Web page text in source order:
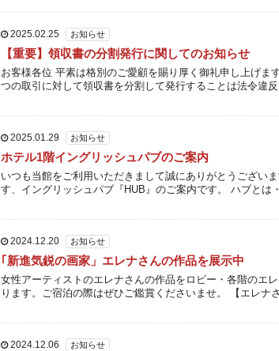
2025.02.25 お知らせ
【重要】領収書の分割発行に関してのお知らせ
お客様各位 平素は格別のご愛顧を賜り厚く御礼申し上げま
つの取引に対して領収書を分割して発行することは法令違
2025.01.29 お知らせ
ホテル1階イングリッシュパブのご案内
いつも当館をご利用いただきまして誠にありがとうござい
す、イングリッシュパブ『HUB』のご案内です。 ハブとは
2024.12.20 お知らせ
｢新進気鋭の画家」エレナさんの作品を展示中
女性アーティストのエレナさんの作品をロビー・各階のエ
ります。ご宿泊の際はぜひご鑑賞くださいませ。 【エレナ
2024.12.06 お知らせ